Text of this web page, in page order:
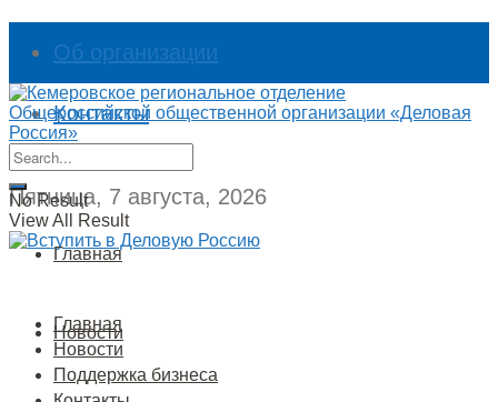
Об организации
Контакты
Пятница, 7 августа, 2026
No Result
View All Result
Главная
Новости
Главная
Новости
Поддержка бизнеса